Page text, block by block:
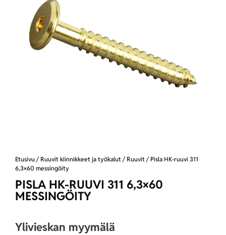
Etusivu / Ruuvit kiinnikkeet ja työkalut / Ruuvit / Pisla HK-ruuvi 311
6,3×60 messingöity
PISLA HK-RUUVI 311 6,3×60
MESSINGÖITY
Ylivieskan myymälä